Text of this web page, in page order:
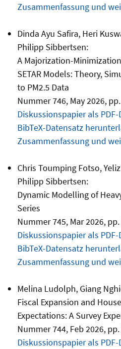
Zusammenfassung und
Dinda Ayu Safira, Heri
Philipp Sibbertsen:
A Majorization-
SETAR Models: Theory,
to PM2.5 Data
Nummer 746, May 2026,
Diskussionspapier als
BibTeX-Datensatz
Zusammenfassung und
Chris Toumping Fotso,
Philipp Sibbertsen:
Dynamic Modelling of
Series
Nummer 745, Mar 2026,
Diskussionspapier als
BibTeX-Datensatz
Zusammenfassung und
Melina Ludolph, Giang
Fiscal Expansion and
Expectations: A Survey
Nummer 744, Feb 2026,
Diskussionspapier als